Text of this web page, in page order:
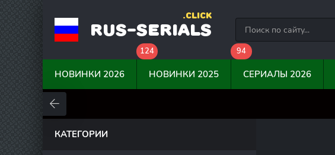
RUS-SERIALS
.CLICK
НОВИНКИ 2026
124
НОВИНКИ 2025
94
СЕРИАЛЫ 2026
0
КАТЕГОРИИ